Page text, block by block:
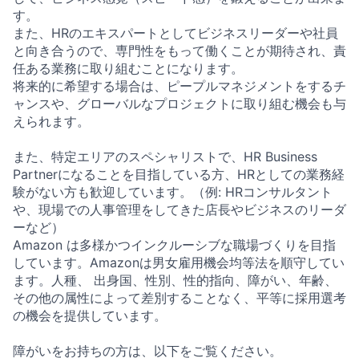
す。
また、HRのエキスパートとしてビジネスリーダーや社員
と向き合うので、専門性をもって働くことが期待され、責
任ある業務に取り組むことになります。
将来的に希望する場合は、ピープルマネジメントをするチ
ャンスや、グローバルなプロジェクトに取り組む機会も与
えられます。
また、特定エリアのスペシャリストで、HR Business
Partnerになることを目指している方、HRとしての業務経
験がない方も歓迎しています。（例: HRコンサルタント
や、現場での人事管理をしてきた店長やビジネスのリーダ
ーなど）
Amazon は多様かつインクルーシブな職場づくりを目指
しています。Amazonは男女雇用機会均等法を順守してい
ます。人種、 出身国、性別、性的指向、障がい、年齢、
その他の属性によって差別することなく、平等に採用選考
の機会を提供しています。
障がいをお持ちの方は、以下をご覧ください。